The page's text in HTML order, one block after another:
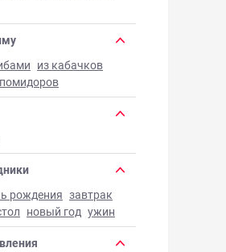
из кабачков
рождения завтрак
новый год ужин